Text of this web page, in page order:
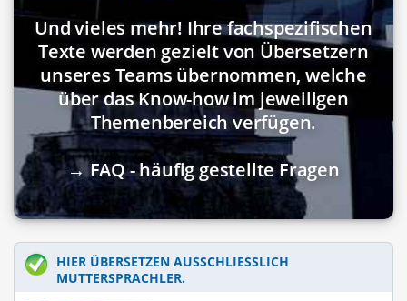
Und vieles mehr! Ihre fachspezifischen
Texte werden gezielt von Übersetzern
unseres Teams übernommen, welche
über das Know-how im jeweiligen
Themenbereich verfügen.
→ FAQ - häufig gestellte Fragen
HIER ÜBERSETZEN AUSSCHLIESSLICH M
UTTERSPRACHLER.